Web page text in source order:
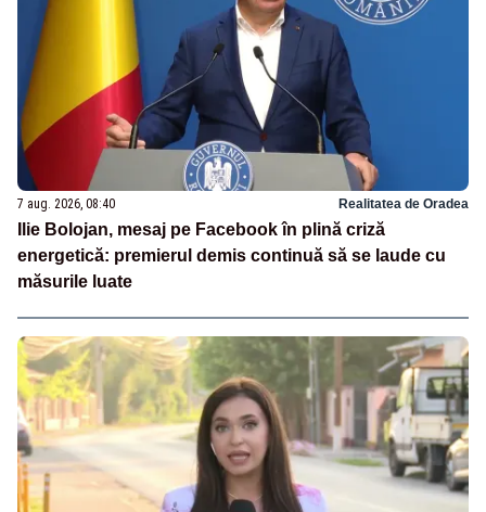
7 aug. 2026, 08:40 Realitatea de Oradea
Ilie Bolojan, mesaj pe Facebook în plină criză
energetică: premierul demis continuă să se laude cu
măsurile luate